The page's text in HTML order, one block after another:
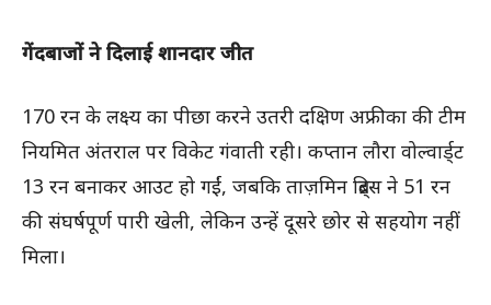
गेंदबाजों ने दिलाई शानदार जीत
170 रन के लक्ष्य का पीछा करने उतरी दक्षिण अफ्रीका की टीम
नियमित अंतराल पर विकेट गंवाती रही। कप्तान लौरा वोल्वार्ड्ट
13 रन बनाकर आउट हो गईं, जबकि ताज़मिन ब्रिट्स ने 51 रन
की संघर्षपूर्ण पारी खेली, लेकिन उन्हें दूसरे छोर से सहयोग नहीं
मिला।